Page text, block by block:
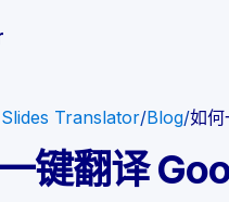
Translator/Blog/如
键翻译